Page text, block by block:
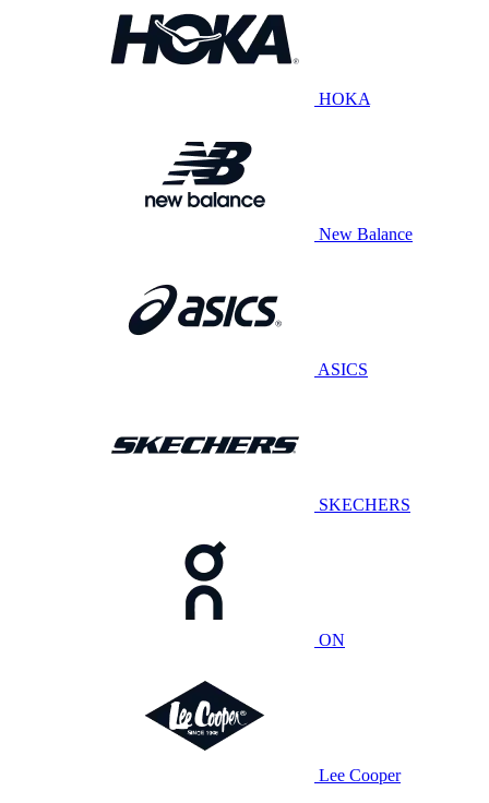
HOKA
New Balance
ASICS
SKECHERS
ON
Lee Cooper